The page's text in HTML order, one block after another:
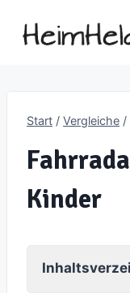
Inhalt
Start / Vergleiche /
Kinder